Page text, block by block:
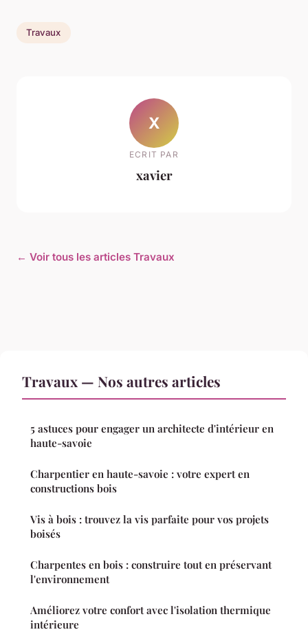
Travaux
X
ECRIT PAR
xavier
← Voir tous les articles Travaux
Travaux — Nos autres articles
5 astuces pour engager un architecte d'intérieur en
haute-savoie
Charpentier en haute-savoie : votre expert en
constructions bois
Vis à bois : trouvez la vis parfaite pour vos projets
boisés
Charpentes en bois : construire tout en préservant
l'environnement
Améliorez votre confort avec l'isolation thermique
intérieure